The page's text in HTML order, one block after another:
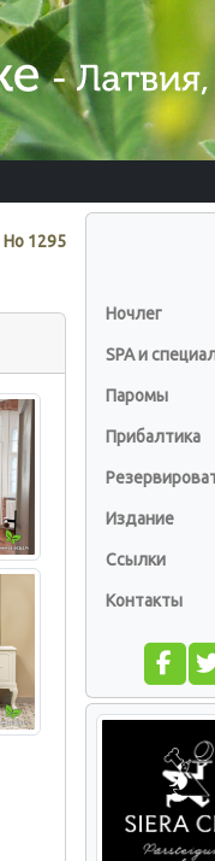
Нo 1295
Ночлег
SPA и
Паромы
Прибалтика
Издание
Ссылки
Контакты